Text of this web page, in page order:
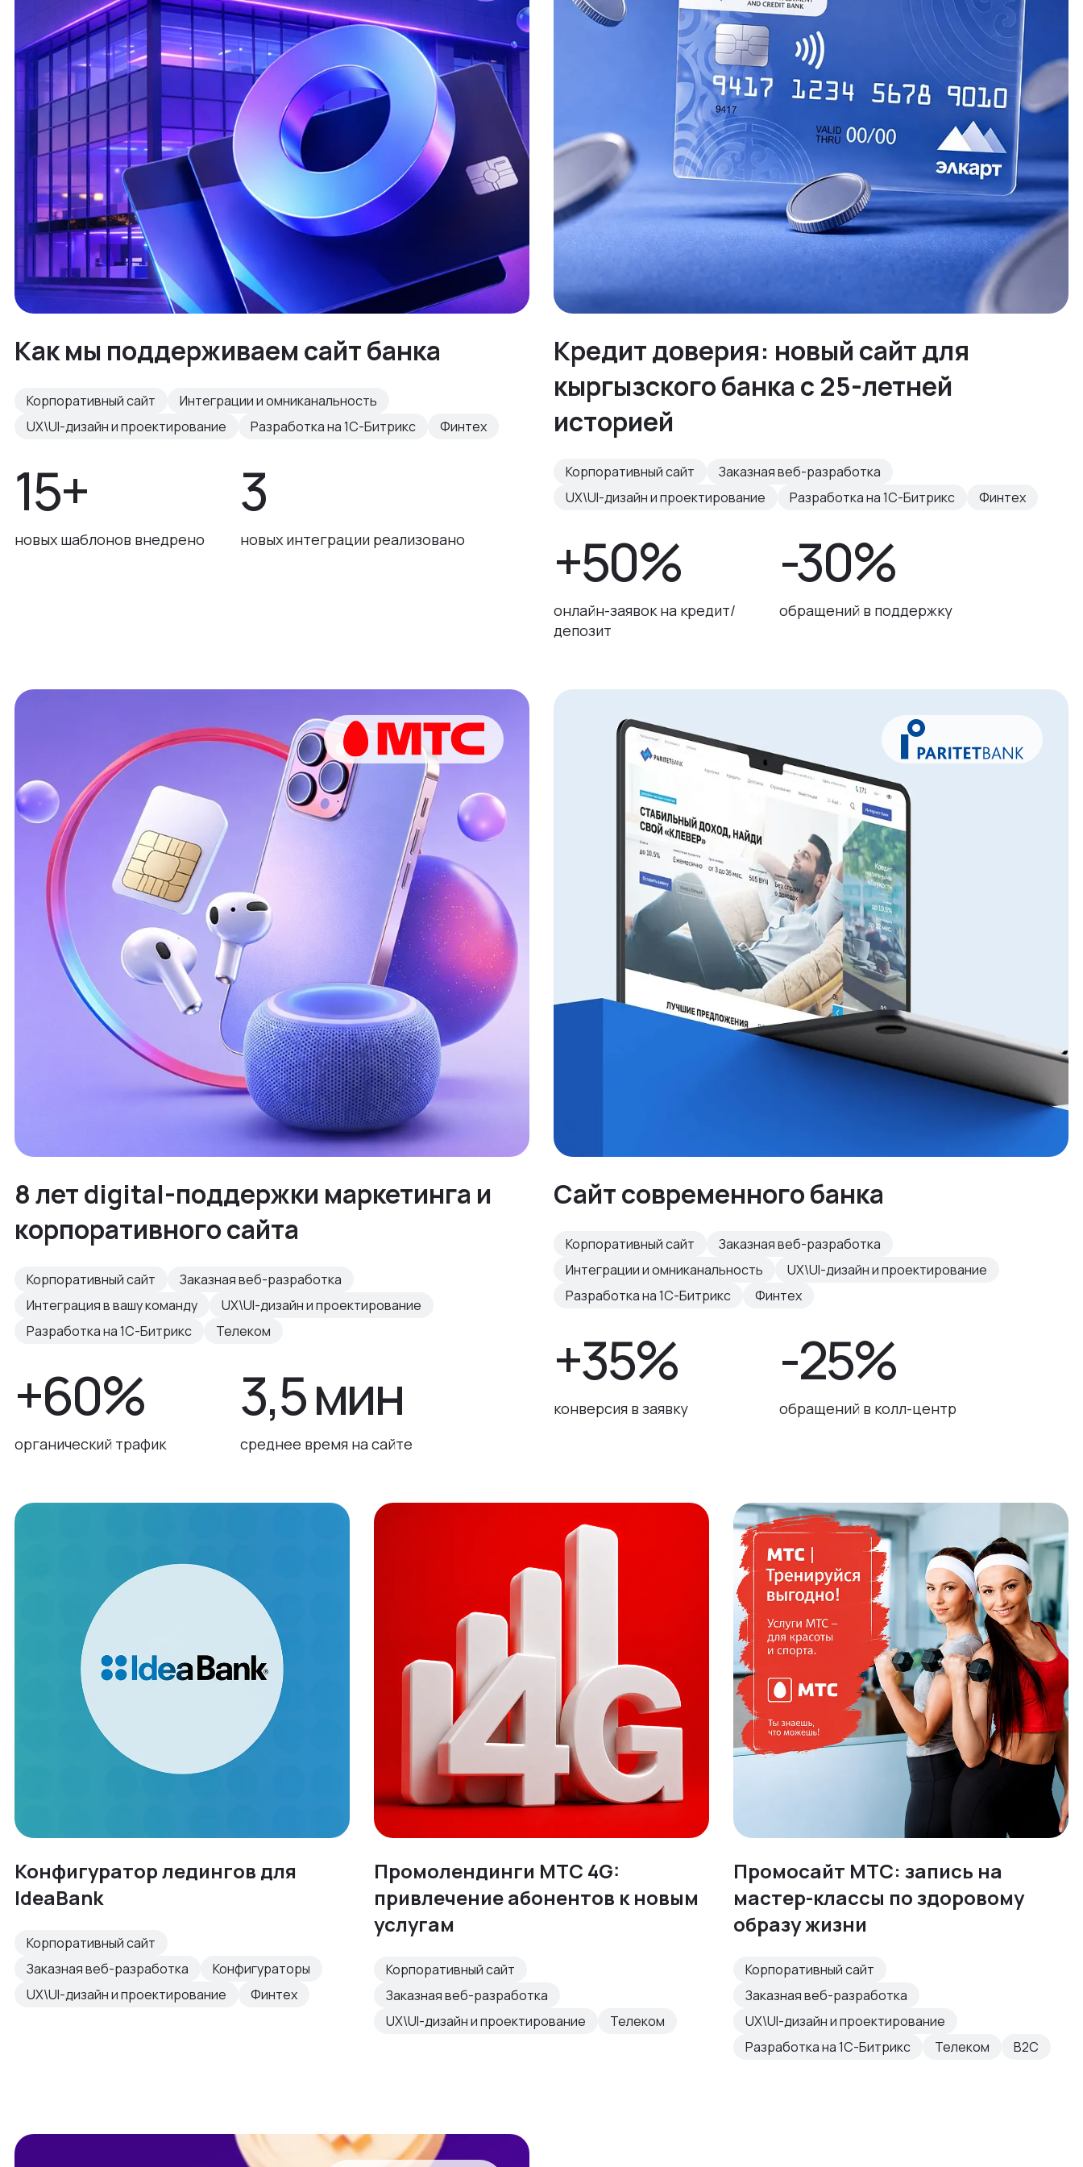
Как мы поддерживаем сайт банка
Корпоративный сайт
Интеграции и омниканальность
UX\UI-дизайн и проектирование
Разработка на 1С-Битрикс Финтех
15+
новых шаблонов внедрено
3
новых интеграции реализовано
Кредит доверия: новый сайт для
кыргызского банка с 25-летней
историей
Корпоративный сайт
Заказная веб-разработка
UX\UI-дизайн и проектирование
Разработка на 1С-Битрикс Финтех
+50%
онлайн-заявок на кредит/
депозит
-30%
обращений в поддержку
8 лет digital-поддержки маркетинга и
корпоративного сайта
Корпоративный сайт
Заказная веб-разработка
Интеграция в вашу команду
UX\UI-дизайн и проектирование
Разработка на 1С-Битрикс
Телеком
+60%
органический трафик
3,5 мин
среднее время на сайте
Сайт современного банка
Корпоративный сайт
Заказная веб-разработка
Интеграции и омниканальность
UX\UI-дизайн и проектирование
Разработка на 1С-Битрикс
Финтех
+35%
конверсия в заявку
-25%
обращений в колл-центр
Конфигуратор ледингов для
IdeaBank
Корпоративный сайт
Заказная веб-разработка
Конфигураторы
UX\UI-дизайн и проектирование
Финтех
Промолендинги МТС 4G:
привлечение абонентов к новым
услугам
Корпоративный сайт
Заказная веб-разработка
UX\UI-дизайн и проектирование
Телеком
Промосайт МТС: запись на
мастер-классы по здоровому
образу жизни
Корпоративный сайт
Заказная веб-разработка
UX\UI-дизайн и проектирование
Разработка на 1С-Битрикс
Телеком B2C